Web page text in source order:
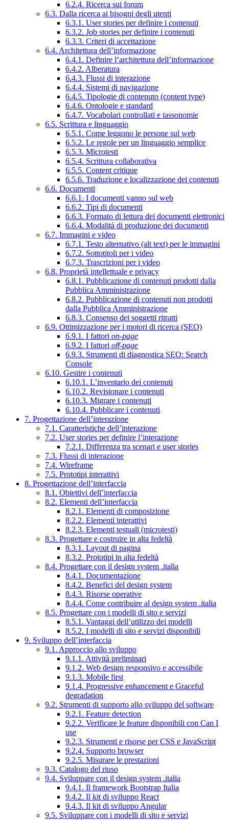
6.2.4. Ricerca sui forum
6.3. Dalla ricerca ai bisogni degli utenti
6.3.1. User stories per definire i contenuti
6.3.2. Job stories per definire i contenuti
6.3.3. Criteri di accettazione
6.4. Architettura dell’informazione
6.4.1. Definire l’architettura dell’informazione
6.4.2. Alberatura
6.4.3. Flussi di interazione
6.4.4. Sistemi di navigazione
6.4.5. Tipologie di contenuto (content type)
6.4.6. Ontologie e standard
6.4.7. Vocabolari controllati e tassonomie
6.5. Scrittura e linguaggio
6.5.1. Come leggono le persone sul web
6.5.2. Le regole per un linguaggio semplice
6.5.3. Microtesti
6.5.4. Scrittura collaborativa
6.5.5. Content critique
6.5.6. Traduzione e localizzazione dei contenuti
6.6. Documenti
6.6.1. I documenti vanno sul web
6.6.2. Tipi di documenti
6.6.3. Formato di lettura dei documenti elettronici
6.6.4. Modalità di produzione dei documenti
6.7. Immagini e video
6.7.1. Testo alternativo (alt text) per le immagini
6.7.2. Sottotitoli per i video
6.7.3. Trascrizioni per i video
6.8. Proprietà intellettuale e privacy
6.8.1. Pubblicazione di contenuti prodotti dalla
Pubblica Amministrazione
6.8.2. Pubblicazione di contenuti non prodotti
dalla Pubblica Amministrazione
6.8.3. Consenso dei soggetti ritratti
6.9. Ottimizzazione per i motori di ricerca (SEO)
6.9.1. I fattori on-page
6.9.2. I fattori off-page
6.9.3. Strumenti di diagnostica SEO: Search
Console
6.10. Gestire i contenuti
6.10.1. L’inventario dei contenuti
6.10.2. Revisionare i contenuti
6.10.3. Migrare i contenuti
6.10.4. Pubblicare i contenuti
7. Progettazione dell’interazione
7.1. Caratteristiche dell’interazione
7.2. User stories per definire l’interazione
7.2.1. Differenza tra scenari e user stories
7.3. Flussi di interazione
7.4. Wireframe
7.5. Prototipi interattivi
8. Progettazione dell’interfaccia
8.1. Obiettivi dell’interfaccia
8.2. Elementi dell’interfaccia
8.2.1. Elementi di composizione
8.2.2. Elementi interattivi
8.2.3. Elementi testuali (microtesti)
8.3. Progettare e costruire in alta fedeltà
8.3.1. Layout di pagina
8.3.2. Prototipi in alta fedeltà
8.4. Progettare con il design system .italia
8.4.1. Documentazione
8.4.2. Benefici del design system
8.4.3. Risorse operative
8.4.4. Come contribuire al design system .italia
8.5. Progettare con i modelli di sito e servizi
8.5.1. Vantaggi dell’utilizzo dei modelli
8.5.2. I modelli di sito e servizi disponibili
9. Sviluppo dell’interfaccia
9.1. Approccio allo sviluppo
9.1.1. Attività preliminari
9.1.2. Web design responsivo e accessibile
9.1.3. Mobile first
9.1.4. Progressive enhancement e Graceful
degradation
9.2. Strumenti di supporto allo sviluppo del software
9.2.1. Feature detection
9.2.2. Verificare le feature disponibili con Can I
use
9.2.3. Strumenti e risorse per CSS e JavaScript
9.2.4. Supporto browser
9.2.5. Misurare le prestazioni
9.3. Catalogo del riuso
9.4. Sviluppare con il design system .italia
9.4.1. Il framework Bootstrap Italia
9.4.2. Il kit di sviluppo React
9.4.3. Il kit di sviluppo Angular
9.5. Sviluppare con i modelli di sito e servizi